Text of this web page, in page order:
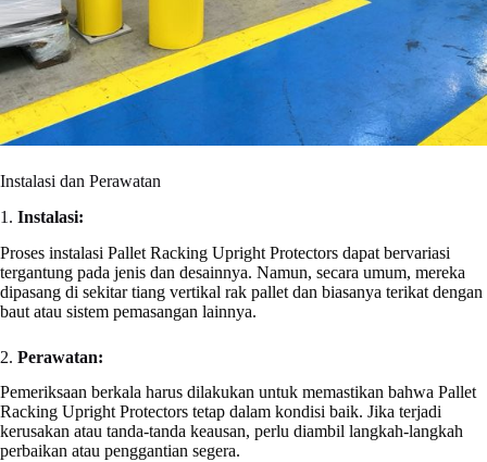
Instalasi dan Perawatan
1. Instalasi:
Proses instalasi Pallet Racking Upright Protectors dapat bervariasi
tergantung pada jenis dan desainnya. Namun, secara umum, mereka
dipasang di sekitar tiang vertikal rak pallet dan biasanya terikat dengan
baut atau sistem pemasangan lainnya.
2. Perawatan:
Pemeriksaan berkala harus dilakukan untuk memastikan bahwa Pallet
Racking Upright Protectors tetap dalam kondisi baik. Jika terjadi
kerusakan atau tanda-tanda keausan, perlu diambil langkah-langkah
perbaikan atau penggantian segera.